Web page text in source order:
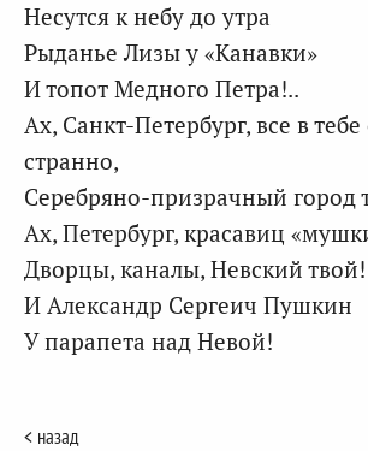
Несутся к небу до утра
Рыданье Лизы у «Канавки»
И топот Медного Петра!..
Ах, Санкт-Петербург, все в
странно,
Серебряно-призрачный город
Ах, Петербург, красавиц
Дворцы, каналы, Невский твой!
И Александр Сергеич Пушкин
У парапета над Невой!
< назад